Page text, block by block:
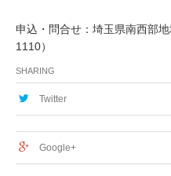
申込・問合せ：埼玉県南西部
1110）
SHARING
Twitter
Google+